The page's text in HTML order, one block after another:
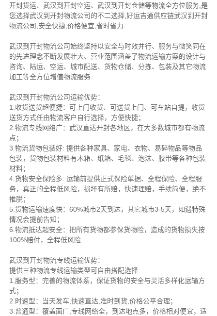
开封货运、武汉到开封空运、武汉到开封仓储等物流全方位服务,是
您选择武汉到开封物流公司的不二选择,好运吉通供应链武汉到开封
物流公司,安全快捷,价格便宜,省时省力.
武汉到开封物流公司始终坚持以安全与时效并行、服务与微笑同在
的先进理念不断发展壮大、营业范围涵盖了物流运输方案的设计与
咨询、陆运、空运、城市配送、货物仓储、分拣、包装及其它物流
加工等全方位增值物流服务.
武汉到开封物流公司运输优势：
1.收货送货超便捷：可上门收货、可送货上门、可车站自提，收货
送货方式任由物流客户自行选择，方便快捷；
2.物流专线网络广：武汉直达开封各地区，在大多数城市都有物流
点；
3.物流货物包装好: 提供各种家具、家电、衣物、易碎物品等物品
包装，货物包装材料有木箱、纸箱、毛毯、泡沫、胶带等各种包装
材料；
4.货物安全保险多: 运输前提供正式保险单据、全程保险、全程服
务，真正的全程低风险，损坏有所赔，快速理赔，手续简便，绝不
推脱；
5.货物运输速度快：60%城市2天到达，其它城市3-5天，如遇特殊
情况会提前告知；
6.物流抵达超安全：把所有货物都参保货物险，造成的货物损失按
100%赔付，全程低风险.
武汉到开封物流专线运输优势：
提供三种物流专线运输类型可自由搭配选择
1.服务型：完善的物流体系，保证货物的安全与灵活多样化运输方
式；
2.时速型：当天发车,快速直达,准时到货,价格公平合理；
3.普通型：覆盖面广,专线网络全，到达地点多，价格相对便宜，适